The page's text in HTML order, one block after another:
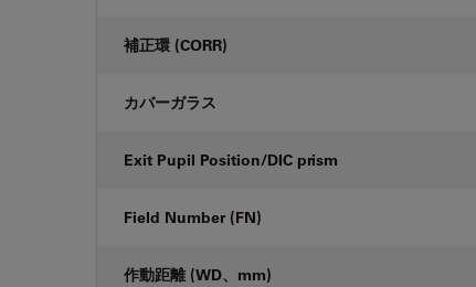
補正環 (CORR)
カバーガラス
Exit Pupil Position/DIC prism
Field Number (FN)
作動距離 (WD、mm)